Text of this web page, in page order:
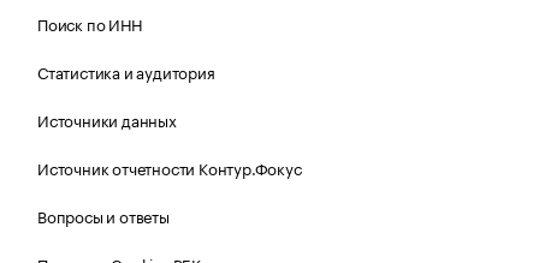
Поиск по ИНН
Статистика и аудитория
Источники данных
Источник отчетности Контур.Фокус
Вопросы и ответы